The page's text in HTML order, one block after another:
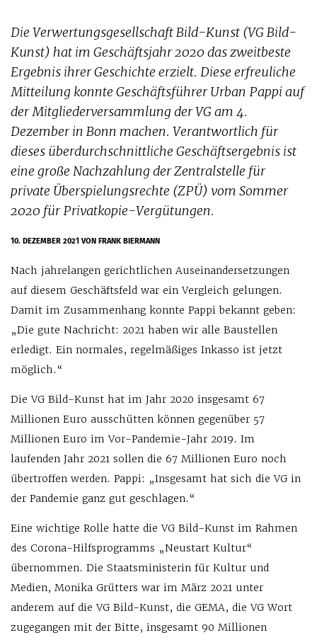
Die Verwertungsgesellschaft Bild-Kunst (VG Bild-
Kunst) hat im Geschäftsjahr 2020 das zweitbeste
Ergebnis ihrer Geschichte erzielt. Diese erfreuliche
Mitteilung konnte Geschäftsführer Urban Pappi auf
der Mitgliederversammlung der VG am 4.
Dezember in Bonn machen. Verantwortlich für
dieses überdurchschnittliche Geschäftsergebnis ist
eine große Nachzahlung der Zentralstelle für
private Überspielungsrechte (ZPÜ) vom Sommer
2020 für Privatkopie-Vergütungen.
10. DEZEMBER 2021VON FRANK BIERMANN
Nach jahrelangen gerichtlichen Auseinandersetzungen
auf diesem Geschäftsfeld war ein Vergleich gelungen.
Damit im Zusammenhang konnte Pappi bekannt geben:
„Die gute Nachricht: 2021 haben wir alle Baustellen
erledigt. Ein normales, regelmäßiges Inkasso ist jetzt
möglich.“
Die VG Bild-Kunst hat im Jahr 2020 insgesamt 67
Millionen Euro ausschütten können gegenüber 57
Millionen Euro im Vor-Pandemie-Jahr 2019. Im
laufenden Jahr 2021 sollen die 67 Millionen Euro noch
übertroffen werden. Pappi: „Insgesamt hat sich die VG in
der Pandemie ganz gut geschlagen.“
Eine wichtige Rolle hatte die VG Bild-Kunst im Rahmen
des Corona-Hilfsprogramms „Neustart Kultur“
übernommen. Die Staatsministerin für Kultur und
Medien, Monika Grütters war im März 2021 unter
anderem auf die VG Bild-Kunst, die GEMA, die VG Wort
zugegangen mit der Bitte, insgesamt 90 Millionen